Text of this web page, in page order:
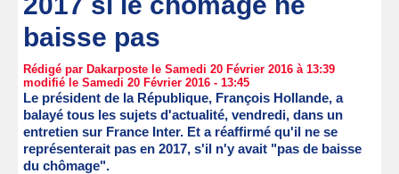
baisse pas
Rédigé par Dakarposte le Samedi 20 Février 2016 à 13:39
modifié le Samedi 20 Février 2016 - 13:45
Le président de la République, François Hollande, a
balayé tous les sujets d'actualité, vendredi, dans un
entretien sur France Inter. Et a réaffirmé qu'il ne se
représenterait pas en 2017, s'il n'y avait "pas de baisse
du chômage".